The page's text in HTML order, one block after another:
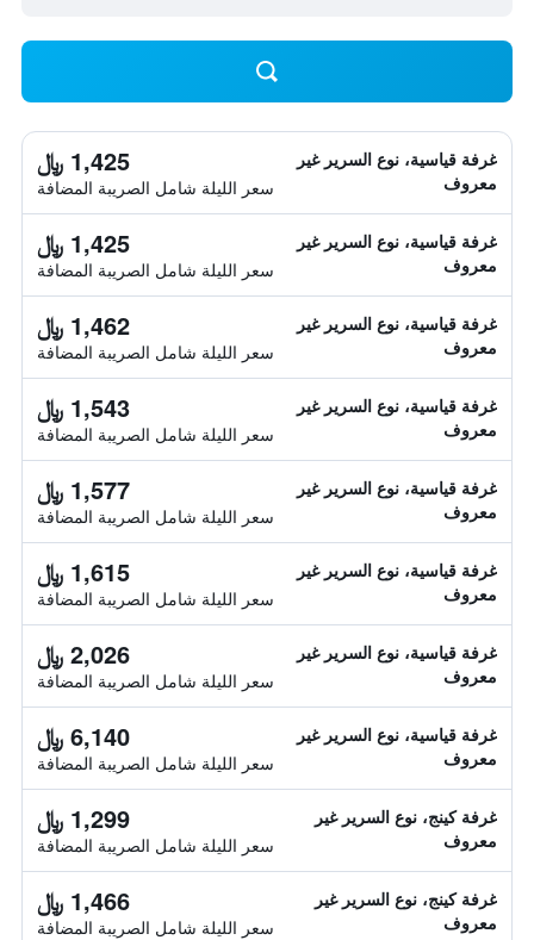
غرفة قياسية، نوع السرير غير
معروف
1,425 ﷼
سعر الليلة شامل الصريبة المضافة
غرفة قياسية، نوع السرير غير
معروف
1,425 ﷼
سعر الليلة شامل الصريبة المضافة
غرفة قياسية، نوع السرير غير
معروف
1,462 ﷼
سعر الليلة شامل الصريبة المضافة
غرفة قياسية، نوع السرير غير
معروف
1,543 ﷼
سعر الليلة شامل الصريبة المضافة
غرفة قياسية، نوع السرير غير
معروف
1,577 ﷼
سعر الليلة شامل الصريبة المضافة
غرفة قياسية، نوع السرير غير
معروف
1,615 ﷼
سعر الليلة شامل الصريبة المضافة
غرفة قياسية، نوع السرير غير
معروف
2,026 ﷼
سعر الليلة شامل الصريبة المضافة
غرفة قياسية، نوع السرير غير
معروف
6,140 ﷼
سعر الليلة شامل الصريبة المضافة
غرفة كينج، نوع السرير غير
معروف
1,299 ﷼
سعر الليلة شامل الصريبة المضافة
غرفة كينج، نوع السرير غير
معروف
1,466 ﷼
سعر الليلة شامل الصريبة المضافة